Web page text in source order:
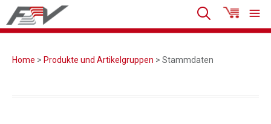
Home > Produkte und Artikelgruppen > Stammdaten